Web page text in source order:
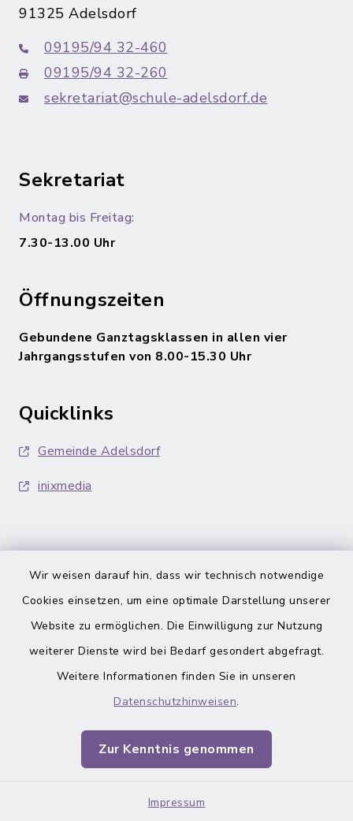
Wir weisen darauf hin, dass wir technisch notwendige
Cookies einsetzen, um eine optimale Darstellung unserer
Website zu ermöglichen. Die Einwilligung zur Nutzung
weiterer Dienste wird bei Bedarf gesondert abgefragt.
Weitere Informationen finden Sie in unseren
Datenschutzhinweisen.
Zur Kenntnis genommen
Impressum
91325 Adelsdorf
09195/94 32-460
09195/94 32-260
sekretariat@schule-adelsdorf.de
Sekretariat
Montag bis Freitag:
7.30-13.00 Uhr
Öffnungszeiten
Gebundene Ganztagsklassen in allen vier
Jahrgangsstufen von 8.00-15.30 Uhr
Quicklinks
Gemeinde Adelsdorf
inixmedia
Barrierefreiheit
Datenschutz
Impressum
Sitemap
Cookie-Einstellungen